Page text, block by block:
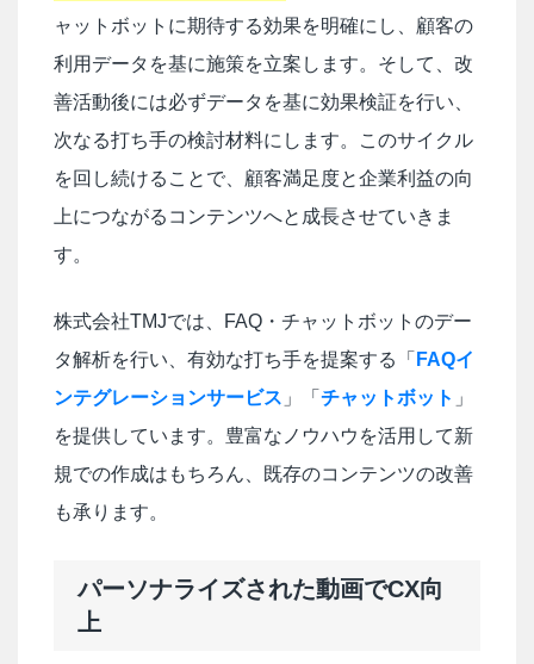
ャットボットに期待する効果を明確にし、顧客の
利用データを基に施策を立案します。そして、改
善活動後には必ずデータを基に効果検証を行い、
次なる打ち手の検討材料にします。このサイクル
を回し続けることで、顧客満足度と企業利益の向
上につながるコンテンツへと成長させていきま
す。
株式会社TMJでは、FAQ・チャットボットのデー
タ解析を行い、有効な打ち手を提案する「 FAQイ
ンテグレーションサービス 」「 チャットボット 」
を提供しています。豊富なノウハウを活用して新
規での作成はもちろん、既存のコンテンツの改善
も承ります。
パーソナライズされた動画でCX向
上